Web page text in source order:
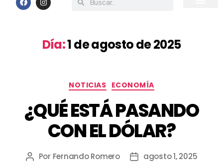
Día:1 de agosto de 2025
NOTICIAS ECONOMÍA
¿QUÉ ESTÁ PASANDO
CON EL DÓLAR?
Por Fernando Romero
agosto 1, 2025